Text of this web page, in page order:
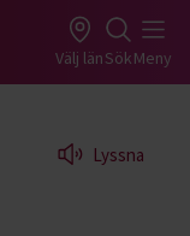
Välj länSökMeny
Lyssna